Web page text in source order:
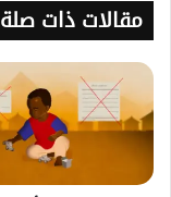
مقالات ذات صلة